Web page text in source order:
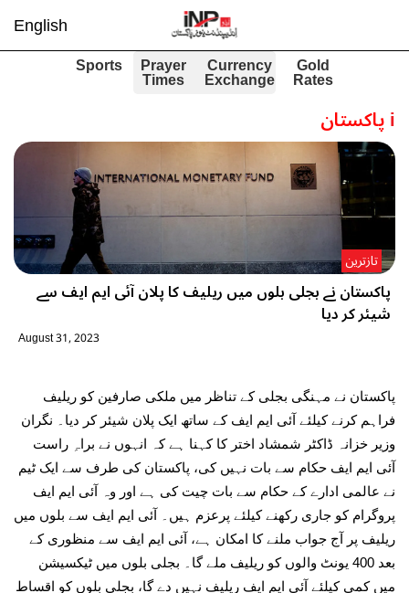
English
Gold
Rates
Currency
Exchange
Prayer
Times
Sports
iپاکستان
پاکستان نے بجلی بلوں میں ریلیف کا پلان آئی ایم ایف سے
شیئر کر دیا
تازترین
August 31, 2023
پاکستان نے مہنگی بجلی کے تناظر میں ملکی صارفین کو ریلیف
فراہم کرنے کیلئے آئی ایم ایف کے ساتھ ایک پلان شیئر کر دیا۔ نگران
وزیر خزانہ ڈاکٹر شمشاد اختر کا کہنا ہے کہ انہوں نے براہِ راست
آئی ایم ایف حکام سے بات نہیں کی، پاکستان کی طرف سے ایک ٹیم
نے عالمی ادارے کے حکام سے بات چیت کی ہے اور وہ آئی ایم ایف
پروگرام کو جاری رکھنے کیلئے پرعزم ہیں۔ آئی ایم ایف سے بلوں میں
ریلیف پر آج جواب ملنے کا امکان ہے، آئی ایم ایف سے منظوری کے
بعد 400 یونٹ والوں کو ریلیف ملے گا۔ بجلی بلوں میں ٹیکسیشن
میں کمی کیلئے آئی ایم ایف ریلیف نہیں دے گا، بجلی بلوں کو اقساط